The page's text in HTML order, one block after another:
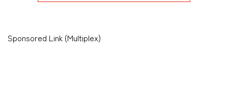
Sponsored Link (Multiplex)